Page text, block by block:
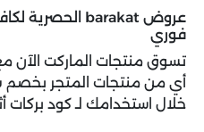
فوري
تسوق منتجات الماركت
خلال استخدامك لـ كود بركات